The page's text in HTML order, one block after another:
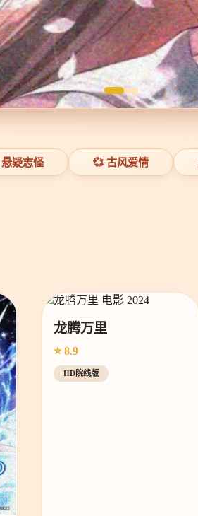
悬疑志怪 💞 古风爱情
龙腾万里
⭐ 8.9
HD院线版